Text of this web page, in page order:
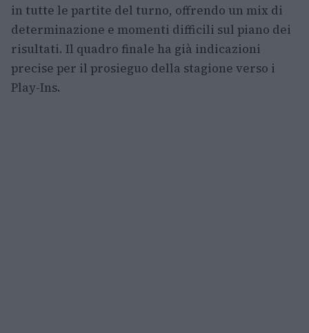
in tutte le partite del turno, offrendo un mix di
determinazione e momenti difficili sul piano dei
risultati. Il quadro finale ha già indicazioni
precise per il prosieguo della stagione verso i
Play-Ins.